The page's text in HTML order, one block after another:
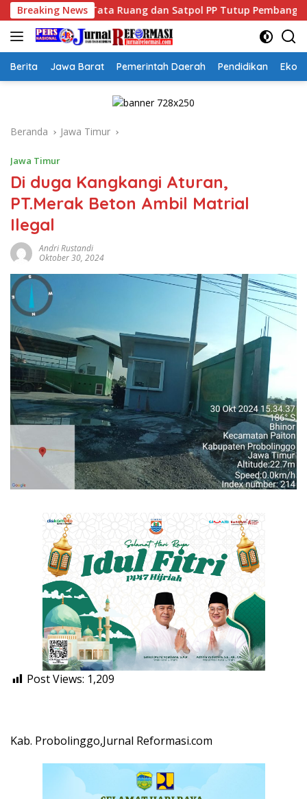
Langsung
ke
konten
Breaking News
dan Satpol PP Tutup Pembangunan Datatel Diduga
Berita Jawa Barat Pemerintah Daerah Pendidikan
Beranda Jawa Timur
Jawa Timur
Di duga Kangkangi Aturan,
PT.Merak Beton Ambil Matrial
Ilegal
Andri Rustandi
Oktober 30, 2024
Post Views: 1,209
Kab. Probolinggo,Jurnal Reformasi.com